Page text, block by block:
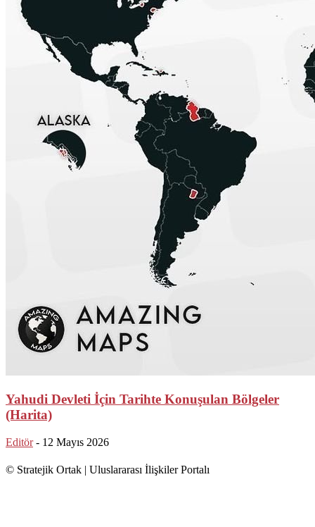
Yahudi Devleti İçin Tarihte Konuşulan Bölgeler
(Harita)
Editör - 12 Mayıs 2026
© Stratejik Ortak | Uluslararası İlişkiler Portalı